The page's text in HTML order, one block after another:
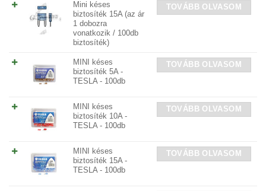
Mini késes
biztosíték 15A (az ár
1 dobozra
vonatkozik / 100db
biztosíték)
TOVÁBB OLVASOM
MINI késes
biztosíték 5A -
TESLA - 100db
TOVÁBB OLVASOM
MINI késes
biztosíték 10A -
TESLA - 100db
TOVÁBB OLVASOM
MINI késes
biztosíték 15A -
TESLA - 100db
TOVÁBB OLVASOM